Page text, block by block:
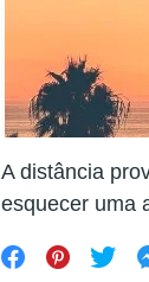
A distância
esquecer uma